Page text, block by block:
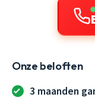
Onze beloften
3 maanden